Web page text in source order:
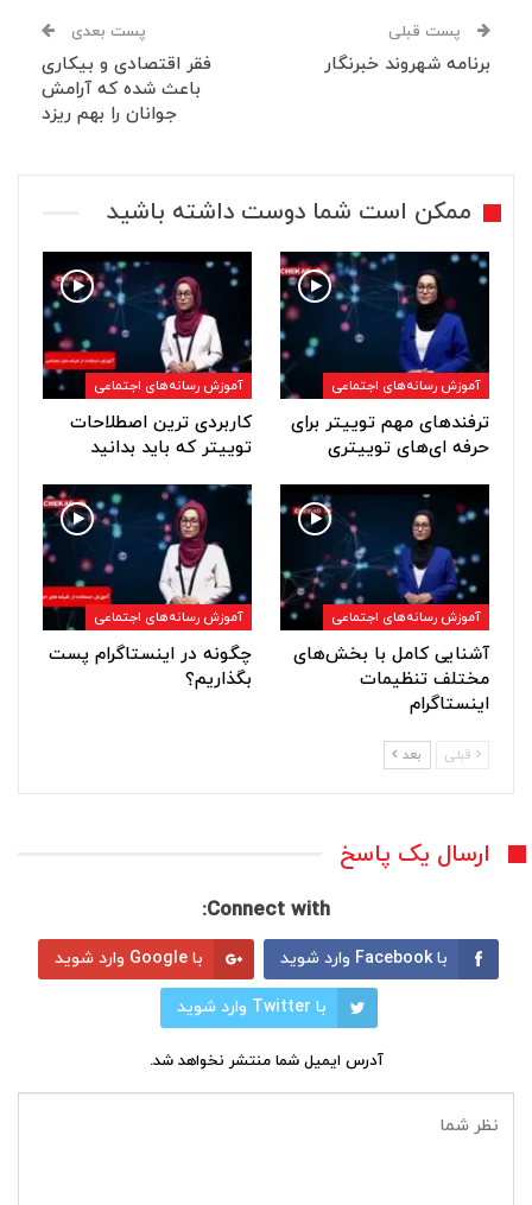
پست قبلی
برنامه شهروند خبرنگار
پست بعدی
فقر اقتصادی و بیکاری
باعث شده که آرامش
جوانان را بهم ریزد
ممکن است شما دوست داشته باشید
آموزش رسانه‌های اجتماعی
ترفندهای مهم توییتر برای
حرفه ای‌های توییتری
آموزش رسانه‌های اجتماعی
کاربردی ترین اصطلاحات
توییتر که باید بدانید
آموزش رسانه‌های اجتماعی
آشنایی کامل با بخش‌های
مختلف تنظیمات
اینستاگرام
آموزش رسانه‌های اجتماعی
چگونه در اینستاگرام پست
بگذاریم؟
قبلی بعد
ارسال یک پاسخ
Connect with:
با Facebook وارد شوید با Google وارد شوید
با Twitter وارد شوید
آدرس ایمیل شما منتشر نخواهد شد.